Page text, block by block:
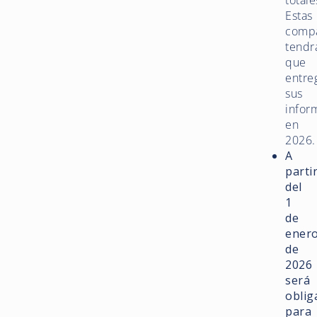
Estas
que
sus
en
2026.
A
del
1
de
de
2026
será
para